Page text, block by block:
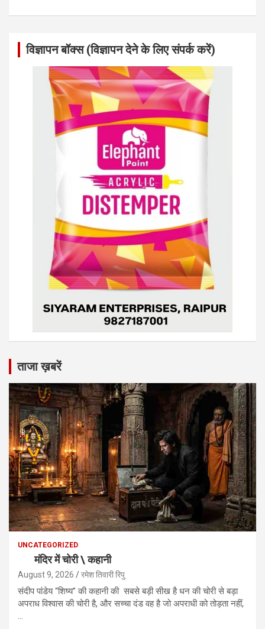
विज्ञापन बॉक्स (विज्ञापन देने के लिए संपर्क करें)
ताजा ख़बरें
UNCATEGORIZED
मंदिर में चोरी \ कहानी
August 9, 2026 रमेश तिवारी रिपु
संदीप पांडेय “शिष्य” की कहानी की सबसे बड़ी सीख है धन की चोरी से बड़ा
अपराध विश्वास की चोरी है, और सच्चा दंड वह है जो अपराधी को तोड़ता नहीं,
…